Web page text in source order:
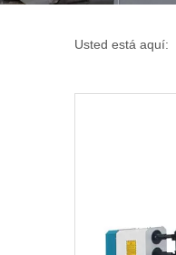
Usted está aquí: